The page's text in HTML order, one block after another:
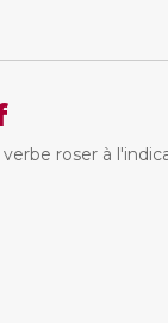
roser à